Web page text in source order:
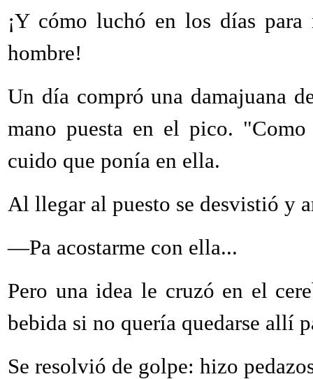
¡Y cómo luchó en los días para
hombre!
Un día compró una damajuana
mano puesta en el pico.
cuido que ponía en ella.
Al llegar al puesto se desvistió y
—Pa acostarme con ella...
Pero una idea le cruzó en el
bebida si no quería quedarse allí
Se resolvió de golpe: hizo